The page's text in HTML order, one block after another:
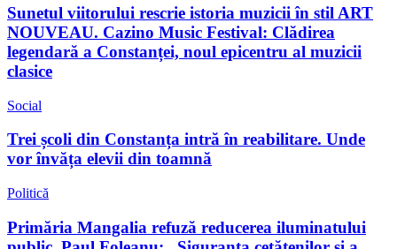
Sunetul viitorului rescrie istoria muzicii în stil ART
NOUVEAU. Cazino Music Festival: Clădirea
legendară a Constanței, noul epicentru al muzicii
clasice
Social
Trei școli din Constanța intră în reabilitare. Unde
vor învăța elevii din toamnă
Politică
Primăria Mangalia refuză reducerea iluminatului